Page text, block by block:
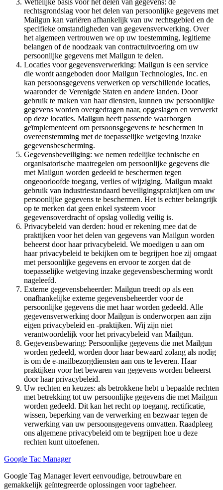
Wettelijke basis voor het delen van gegevens: de
rechtsgrondslag voor het delen van persoonlijke gegevens met
Mailgun kan variëren afhankelijk van uw rechtsgebied en de
specifieke omstandigheden van gegevensverwerking. Over
het algemeen vertrouwen we op uw toestemming, legitieme
belangen of de noodzaak van contractuitvoering om uw
persoonlijke gegevens met Mailgun te delen.
Locaties voor gegevensverwerking: Mailgun is een service
die wordt aangeboden door Mailgun Technologies, Inc. en
kan persoonsgegevens verwerken op verschillende locaties,
waaronder de Verenigde Staten en andere landen. Door
gebruik te maken van haar diensten, kunnen uw persoonlijke
gegevens worden overgedragen naar, opgeslagen en verwerkt
op deze locaties. Mailgun heeft passende waarborgen
geïmplementeerd om persoonsgegevens te beschermen in
overeenstemming met de toepasselijke wetgeving inzake
gegevensbescherming.
Gegevensbeveiliging: we nemen redelijke technische en
organisatorische maatregelen om persoonlijke gegevens die
met Mailgun worden gedeeld te beschermen tegen
ongeoorloofde toegang, verlies of wijziging. Mailgun maakt
gebruik van industriestandaard beveiligingspraktijken om uw
persoonlijke gegevens te beschermen. Het is echter belangrijk
op te merken dat geen enkel systeem voor
gegevensoverdracht of opslag volledig veilig is.
Privacybeleid van derden: houd er rekening mee dat de
praktijken voor het delen van gegevens van Mailgun worden
beheerst door haar privacybeleid. We moedigen u aan om
haar privacybeleid te bekijken om te begrijpen hoe zij omgaat
met persoonlijke gegevens en ervoor te zorgen dat de
toepasselijke wetgeving inzake gegevensbescherming wordt
nageleefd.
Externe gegevensbeheerder: Mailgun treedt op als een
onafhankelijke externe gegevensbeheerder voor de
persoonlijke gegevens die met haar worden gedeeld. Alle
gegevensverwerking door Mailgun is onderworpen aan zijn
eigen privacybeleid en -praktijken. Wij zijn niet
verantwoordelijk voor het privacybeleid van Mailgun.
Gegevensbewaring: Persoonlijke gegevens die met Mailgun
worden gedeeld, worden door haar bewaard zolang als nodig
is om de e-mailbezorgdiensten aan ons te leveren. Haar
praktijken voor het bewaren van gegevens worden beheerst
door haar privacybeleid.
Uw rechten en keuzes: als betrokkene hebt u bepaalde rechten
met betrekking tot uw persoonlijke gegevens die met Mailgun
worden gedeeld. Dit kan het recht op toegang, rectificatie,
wissen, beperking van de verwerking en bezwaar tegen de
verwerking van uw persoonsgegevens omvatten. Raadpleeg
ons algemene privacybeleid om te begrijpen hoe u deze
rechten kunt uitoefenen.
Google Tac Manager
Google Tag Manager levert eenvoudige, betrouwbare en
gemakkelijk geïntegreerde oplossingen voor tagbeheer.